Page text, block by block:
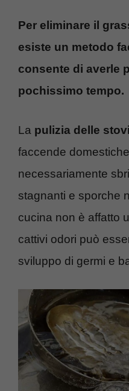
Per eliminare il
esiste un metodo
consente di averle
pochissimo tempo.
La pulizia delle
faccende
necessariamente
stagnanti e sporche
cucina non è affatto
cattivi odori può
sviluppo di germi e